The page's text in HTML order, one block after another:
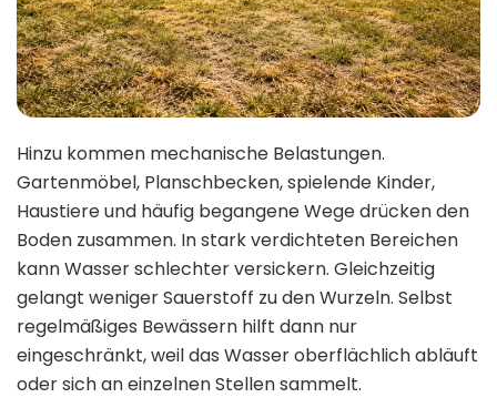
Hinzu kommen mechanische Belastungen.
Gartenmöbel, Planschbecken, spielende Kinder,
Haustiere und häufig begangene Wege drücken den
Boden zusammen. In stark verdichteten Bereichen
kann Wasser schlechter versickern. Gleichzeitig
gelangt weniger Sauerstoff zu den Wurzeln. Selbst
regelmäßiges Bewässern hilft dann nur
eingeschränkt, weil das Wasser oberflächlich abläuft
oder sich an einzelnen Stellen sammelt.